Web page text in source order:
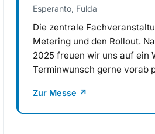
Esperanto, Fulda
Die zentrale
Metering und den Rollout.
2025 freuen wir uns auf ein
Terminwunsch gerne vorab
Zur Messe ↗